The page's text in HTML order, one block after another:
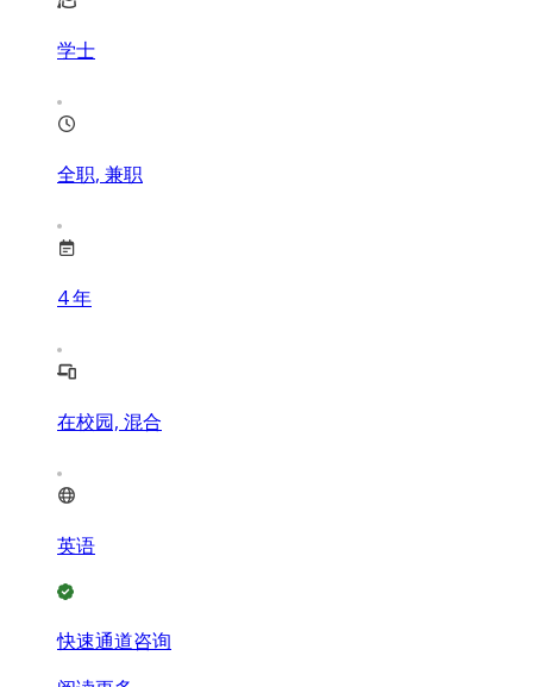
学士
全职, 兼职
4年
在校园, 混合
英语
快速通道咨询